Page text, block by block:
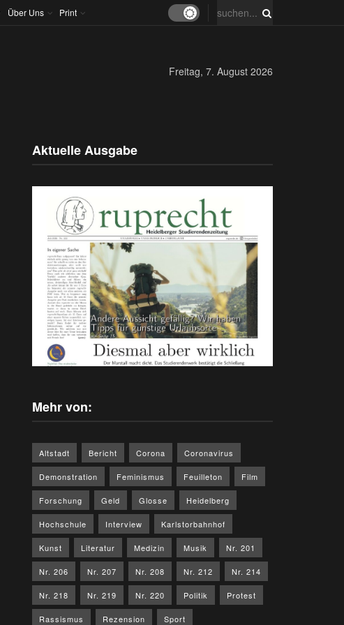
Über Uns Print
Freitag, 7. August 2026
Aktuelle Ausgabe
Mehr von:
Altstadt Bericht Corona Coronavirus
Demonstration Feminismus Feuilleton Film
Forschung Geld Glosse Heidelberg
Hochschule Interview Karlstorbahnhof
Kunst Literatur Medizin Musik Nr. 201
Nr. 206 Nr. 207 Nr. 208 Nr. 212 Nr. 214
Nr. 218 Nr. 219 Nr. 220 Politik Protest
Rassismus Rezension Sport